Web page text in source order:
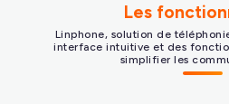
Répondre à
Les
Linphone, solution de
interface intuitive et des
simplifier les